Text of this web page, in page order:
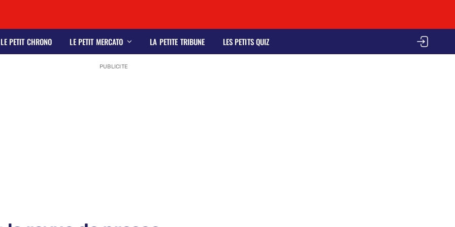
LE PETIT CHRONO LE PETIT MERCATO LA PETITE TRIBUNE LES PETITS QUIZ
PUBLICITE